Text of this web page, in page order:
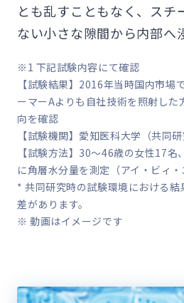
とも乱すこともなく、スチ
ない小さな隙間から内部へ
※1 下記試験内容にて確認
【試験結果】2016年当時国内市場
ーマーAよりも自社技術を照射し
向を確認
【試験機関】愛知医科大学（共同研
【試験方法】30～46歳の女性17
に角層水分量を測定（アイ・ビィ
* 共同研究時の試験環境における結
差があります。
※ 動画はイメージです